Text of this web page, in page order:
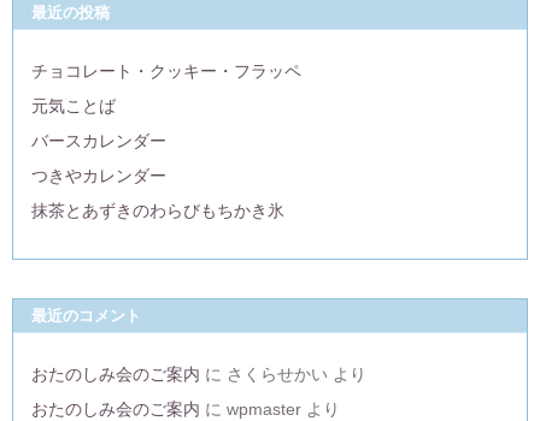
最近の投稿
チョコレート・クッキー・フラッペ
元気ことば
バースカレンダー
つきやカレンダー
抹茶とあずきのわらびもちかき氷
最近のコメント
おたのしみ会のご案内 に さくらせかい より
おたのしみ会のご案内 に wpmaster より